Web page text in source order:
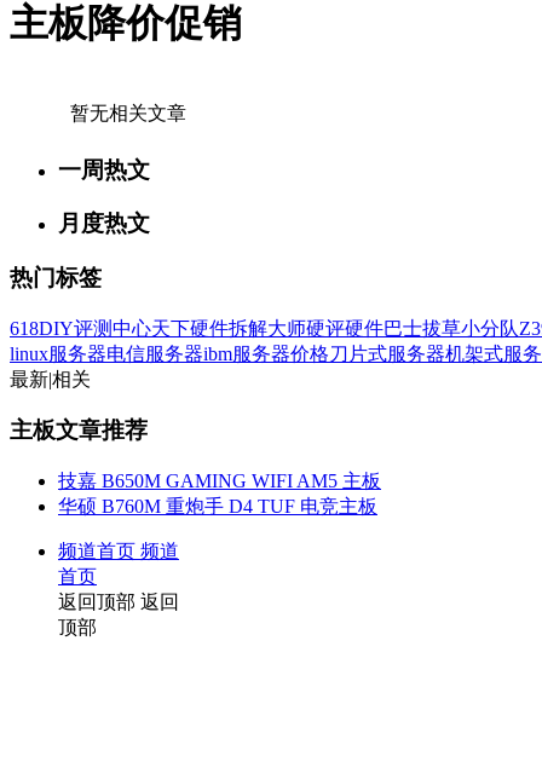
主板降价促销
暂无相关文章
一周热文
月度热文
热门标签
618DIY评测中心天下硬件拆解大师硬评硬件巴士拔草小分队
linux服务器电信服务器ibm服务器价格刀片式服务器机架式服
最新|相关
主板文章推荐
技嘉 B650M GAMING WIFI AM5 主板
华硕 B760M 重炮手 D4 TUF 电竞主板
频道首页 频道
首页
返回顶部 返回
顶部